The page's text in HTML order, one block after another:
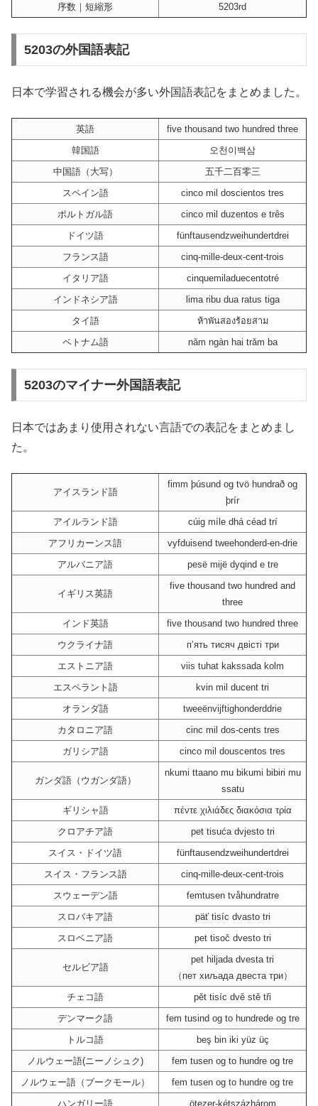
序数｜短縮形
5203rd
5203の外国語表記
日本で学習される機会が多い外国語表記をまとめました。
英語
five thousand two hundred three
韓国語
오천이백삼
中国語（大写）
五千二百零三
スペイン語
cinco mil doscientos tres
ポルトガル語
cinco mil duzentos e três
ドイツ語
fünftausendzweihundertdrei
フランス語
cinq-mille-deux-cent-trois
イタリア語
cinquemiladuecentotré
インドネシア語
lima ribu dua ratus tiga
タイ語
ห้าพันสองร้อยสาม
ベトナム語
năm ngàn hai trăm ba
5203のマイナー外国語表記
日本ではあまり使用されない言語での表記をまとめまし
た。
アイスランド語
fimm þúsund og tvö hundrað og
þrír
アイルランド語
cúig míle dhá céad trí
アフリカーンス語
vyfduisend tweehonderd-en-drie
アルバニア語
pesë mijë dyqind e tre
イギリス英語
five thousand two hundred and
three
インド英語
five thousand two hundred three
ウクライナ語
пʼять тисяч двісті три
エストニア語
viis tuhat kakssada kolm
エスペラント語
kvin mil ducent tri
オランダ語
tweeënvijftighonderddrie
カタロニア語
cinc mil dos-cents tres
ガリシア語
cinco mil douscentos tres
ガンダ語（ウガンダ語）
nkumi ttaano mu bikumi bibiri mu
ssatu
ギリシャ語
πέντε χιλιάδες διακόσια τρία
クロアチア語
pet tisuća dvjesto tri
スイス・ドイツ語
fünftausendzweihundertdrei
スイス・フランス語
cinq-mille-deux-cent-trois
スウェーデン語
femtusen tvåhundratre
スロバキア語
päť tisíc dvasto tri
スロベニア語
pet tisoč dvesto tri
セルビア語
pet hiljada dvesta tri
（пет хиљада двеста три）
チェコ語
pět tisíc dvě stě tři
デンマーク語
fem tusind og to hundrede og tre
トルコ語
beş bin iki yüz üç
ノルウェー語(ニーノシュク)
fem tusen og to hundre og tre
ノルウェー語（ブークモール）
fem tusen og to hundre og tre
ハンガリー語
ötezer-kétszázhárom